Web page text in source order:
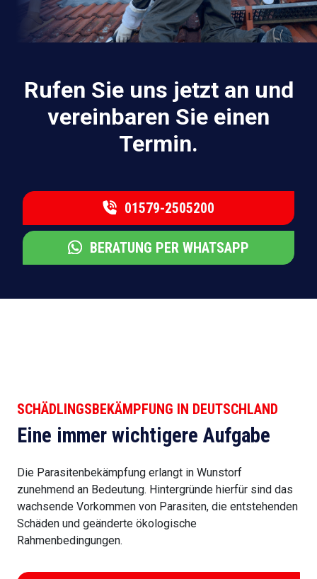
Rufen Sie uns jetzt an und
vereinbaren Sie einen
Termin.
01579-2505200
BERATUNG PER WHATSAPP
SCHÄDLINGSBEKÄMPFUNG IN DEUTSCHLAND
Eine immer wichtigere Aufgabe
Die Parasitenbekämpfung erlangt in Wunstorf
zunehmend an Bedeutung. Hintergründe hierfür sind das
wachsende Vorkommen von Parasiten, die entstehenden
Schäden und geänderte ökologische
Rahmenbedingungen.